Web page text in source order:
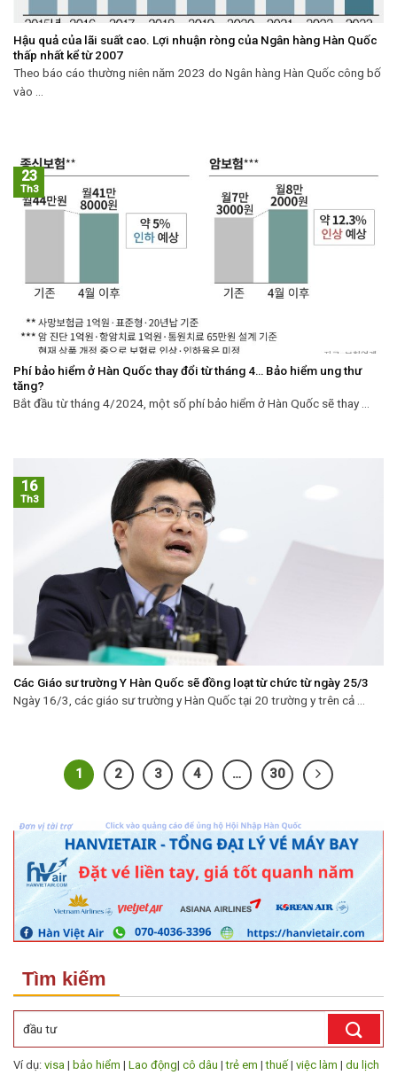
Hậu quả của lãi suất cao. Lợi nhuận ròng của Ngân hàng Hàn Quốc
thấp nhất kể từ 2007
Theo báo cáo thường niên năm 2023 do Ngân hàng Hàn Quốc công bố
vào ...
Phí bảo hiểm ở Hàn Quốc thay đổi từ tháng 4… Bảo hiểm ung thư
tăng?
Bắt đầu từ tháng 4/2024, một số phí bảo hiểm ở Hàn Quốc sẽ thay ...
23
Th3
Các Giáo sư trường Y Hàn Quốc sẽ đồng loạt từ chức từ ngày 25/3
Ngày 16/3, các giáo sư trường y Hàn Quốc tại 20 trường y trên cả ...
16
Th3
1 2 3 4 … 30
Tìm kiếm
Ví dụ: visa | bảo hiểm | Lao động| cô dâu |trẻ em |thuế | việc làm | du lịch